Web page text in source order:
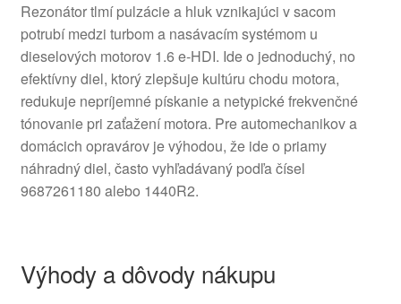
Rezonátor tlmí pulzácie a hluk vznikajúci v sacom
potrubí medzi turbom a nasávacím systémom u
dieselových motorov 1.6 e‑HDI. Ide o jednoduchý, no
efektívny diel, ktorý zlepšuje kultúru chodu motora,
redukuje nepríjemné pískanie a netypické frekvenčné
tónovanie pri zaťažení motora. Pre automechanikov a
domácich opravárov je výhodou, že ide o priamy
náhradný diel, často vyhľadávaný podľa čísel
9687261180 alebo 1440R2.
Výhody a dôvody nákupu